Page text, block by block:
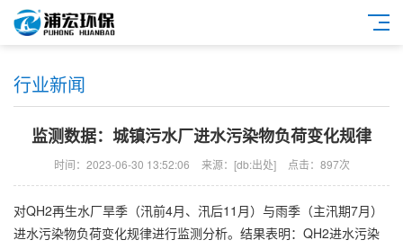
行业新闻
监测数据：城镇污水厂进水污染物负荷变化规律
时间：2023-06-30 13:52:06 来源：[db:出处] 点击：897次
对QH2再生水厂旱季（汛前4月、汛后11月）与雨季（主汛期7月）
进水污染物负荷变化规律进行监测分析。结果表明：QH2进水污染